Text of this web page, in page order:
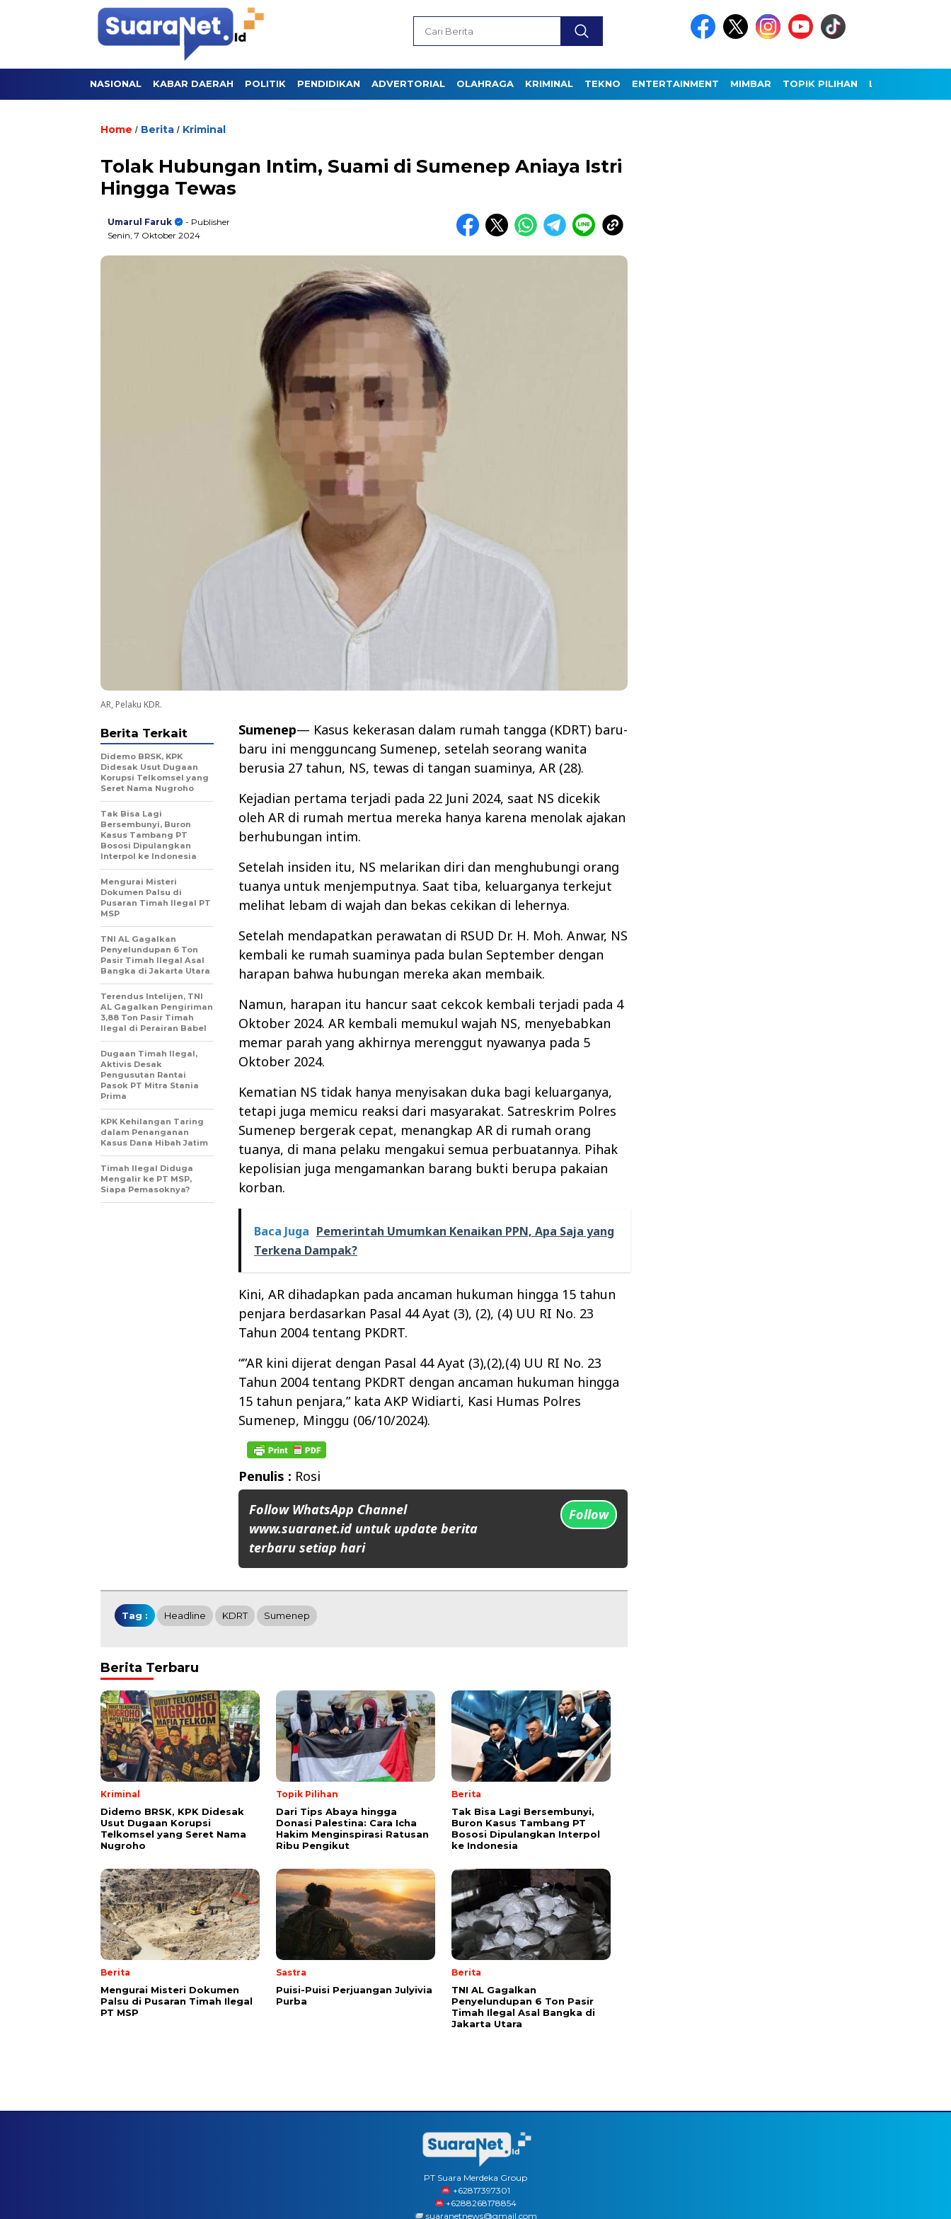
NASIONAL KABAR DAERAH POLITIK PENDIDIKAN ADVERTORIAL OLAHRAGA KRIMINAL TEKNO ENTERTAINMENT MIMBAR TOPIK PILIHAN LAINNYA
Home / Berita / Kriminal
Tolak Hubungan Intim, Suami di Sumenep Aniaya Istri
Hingga Tewas
Umarul Faruk
- Publisher
Senin, 7 Oktober 2024
AR, Pelaku KDR.
Sumenep— Kasus kekerasan dalam rumah tangga (KDRT) baru-
baru ini mengguncang Sumenep, setelah seorang wanita
berusia 27 tahun, NS, tewas di tangan suaminya, AR (28).
Kejadian pertama terjadi pada 22 Juni 2024, saat NS dicekik
oleh AR di rumah mertua mereka hanya karena menolak ajakan
berhubungan intim.
Setelah insiden itu, NS melarikan diri dan menghubungi orang
tuanya untuk menjemputnya. Saat tiba, keluarganya terkejut
melihat lebam di wajah dan bekas cekikan di lehernya.
Setelah mendapatkan perawatan di RSUD Dr. H. Moh. Anwar, NS
kembali ke rumah suaminya pada bulan September dengan
harapan bahwa hubungan mereka akan membaik.
Namun, harapan itu hancur saat cekcok kembali terjadi pada 4
Oktober 2024. AR kembali memukul wajah NS, menyebabkan
memar parah yang akhirnya merenggut nyawanya pada 5
Oktober 2024.
Kematian NS tidak hanya menyisakan duka bagi keluarganya,
tetapi juga memicu reaksi dari masyarakat. Satreskrim Polres
Sumenep bergerak cepat, menangkap AR di rumah orang
tuanya, di mana pelaku mengakui semua perbuatannya. Pihak
kepolisian juga mengamankan barang bukti berupa pakaian
korban.
Baca Juga Pemerintah Umumkan Kenaikan PPN, Apa Saja yang
Terkena Dampak?
Kini, AR dihadapkan pada ancaman hukuman hingga 15 tahun
penjara berdasarkan Pasal 44 Ayat (3), (2), (4) UU RI No. 23
Tahun 2004 tentang PKDRT.
“”AR kini dijerat dengan Pasal 44 Ayat (3),(2),(4) UU RI No. 23
Tahun 2004 tentang PKDRT dengan ancaman hukuman hingga
15 tahun penjara,” kata AKP Widiarti, Kasi Humas Polres
Sumenep, Minggu (06/10/2024).
Penulis : Rosi
Follow WhatsApp Channel
www.suaranet.id untuk update berita
terbaru setiap hari
Follow
Berita Terkait
Didemo BRSK, KPK
Didesak Usut Dugaan
Korupsi Telkomsel yang
Seret Nama Nugroho
Tak Bisa Lagi
Bersembunyi, Buron
Kasus Tambang PT
Bososi Dipulangkan
Interpol ke Indonesia
Mengurai Misteri
Dokumen Palsu di
Pusaran Timah Ilegal PT
MSP
TNI AL Gagalkan
Penyelundupan 6 Ton
Pasir Timah Ilegal Asal
Bangka di Jakarta Utara
Terendus Intelijen, TNI
AL Gagalkan Pengiriman
3,88 Ton Pasir Timah
Ilegal di Perairan Babel
Dugaan Timah Ilegal,
Aktivis Desak
Pengusutan Rantai
Pasok PT Mitra Stania
Prima
KPK Kehilangan Taring
dalam Penanganan
Kasus Dana Hibah Jatim
Timah Ilegal Diduga
Mengalir ke PT MSP,
Siapa Pemasoknya?
Tag : Headline KDRT Sumenep
Berita Terbaru
Kriminal
Didemo BRSK, KPK Didesak
Usut Dugaan Korupsi
Telkomsel yang Seret Nama
Nugroho
Topik Pilihan
Dari Tips Abaya hingga
Donasi Palestina: Cara Icha
Hakim Menginspirasi Ratusan
Ribu Pengikut
Berita
Tak Bisa Lagi Bersembunyi,
Buron Kasus Tambang PT
Bososi Dipulangkan Interpol
ke Indonesia
Berita
Mengurai Misteri Dokumen
Palsu di Pusaran Timah Ilegal
PT MSP
Sastra
Puisi-Puisi Perjuangan Julyivia
Purba
Berita
TNI AL Gagalkan
Penyelundupan 6 Ton Pasir
Timah Ilegal Asal Bangka di
Jakarta Utara
PT Suara Merdeka Group
‪+62817397301
+6288268178854
suaranetnews@gmail.com